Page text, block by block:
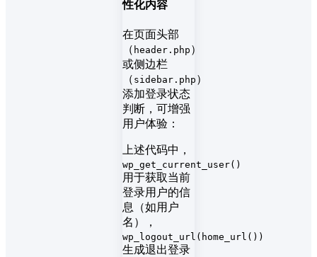
性化内容
在页面头部
（ header.php ）
或侧边栏
（ sidebar.php ）
添加登录状态
判断，可增强
用户体验：
上述代码中，
wp_get_current_user()
用于获取当前
登录用户的信
息（如用户
名），
wp_logout_url(home_url())
生成退出登录